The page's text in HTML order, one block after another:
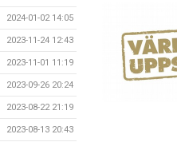
2024-01-02 14:05
2023-11-24 12:43
2023-11-01 11:19
2023-09-26 20:24
2023-08-22 21:19
2023-08-13 20:43